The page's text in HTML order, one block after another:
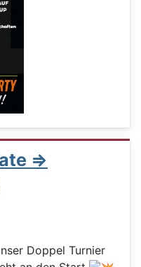
=>
Doppel Turnier